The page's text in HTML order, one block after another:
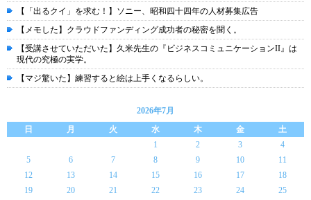
【「出るクイ」を求む！】ソニー、昭和四十四年の人材募集広告
【メモした】クラウドファンディング成功者の秘密を聞く。
【受講させていただいた】久米先生の『ビジネスコミュニケーションII』は
現代の究極の実学。
【マジ驚いた】練習すると絵は上手くなるらしい。
2026年7月
日
月 火 水 木 金
土
1
2 3
4
5
6 7 8 9 10
11
12
13 14 15 16 17
18
19
20 21 22 23 24
25